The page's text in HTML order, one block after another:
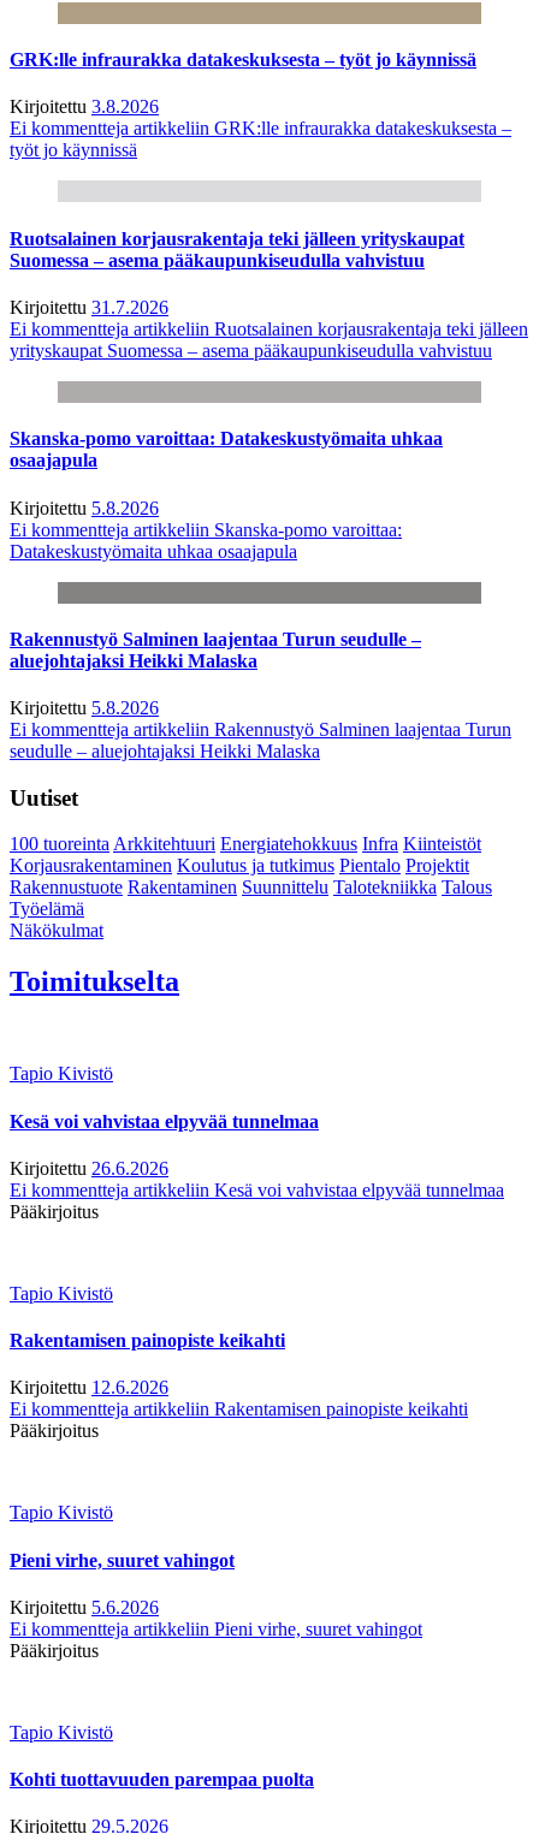
GRK:lle infraurakka datakeskuksesta – työt jo käynnissä
Kirjoitettu 3.8.2026
Ei kommentteja artikkeliin GRK:lle infraurakka datakeskuksesta –
työt jo käynnissä
Ruotsalainen korjausrakentaja teki jälleen yrityskaupat
Suomessa – asema pääkaupunkiseudulla vahvistuu
Kirjoitettu 31.7.2026
Ei kommentteja artikkeliin Ruotsalainen korjausrakentaja teki jälleen
yrityskaupat Suomessa – asema pääkaupunkiseudulla vahvistuu
Skanska-pomo varoittaa: Datakeskustyömaita uhkaa
osaajapula
Kirjoitettu 5.8.2026
Ei kommentteja artikkeliin Skanska-pomo varoittaa:
Datakeskustyömaita uhkaa osaajapula
Rakennustyö Salminen laajentaa Turun seudulle –
aluejohtajaksi Heikki Malaska
Kirjoitettu 5.8.2026
Ei kommentteja artikkeliin Rakennustyö Salminen laajentaa Turun
seudulle – aluejohtajaksi Heikki Malaska
Uutiset
100 tuoreintaArkkitehtuuri Energiatehokkuus Infra Kiinteistöt
Korjausrakentaminen Koulutus ja tutkimus Pientalo Projektit
Rakennustuote Rakentaminen Suunnittelu Talotekniikka Talous
Työelämä
Näkökulmat
Toimitukselta
Tapio Kivistö
Kesä voi vahvistaa elpyvää tunnelmaa
Kirjoitettu 26.6.2026
Ei kommentteja artikkeliin Kesä voi vahvistaa elpyvää tunnelmaa
Pääkirjoitus
Tapio Kivistö
Rakentamisen painopiste keikahti
Kirjoitettu 12.6.2026
Ei kommentteja artikkeliin Rakentamisen painopiste keikahti
Pääkirjoitus
Tapio Kivistö
Pieni virhe, suuret vahingot
Kirjoitettu 5.6.2026
Ei kommentteja artikkeliin Pieni virhe, suuret vahingot
Pääkirjoitus
Tapio Kivistö
Kohti tuottavuuden parempaa puolta
Kirjoitettu 29.5.2026